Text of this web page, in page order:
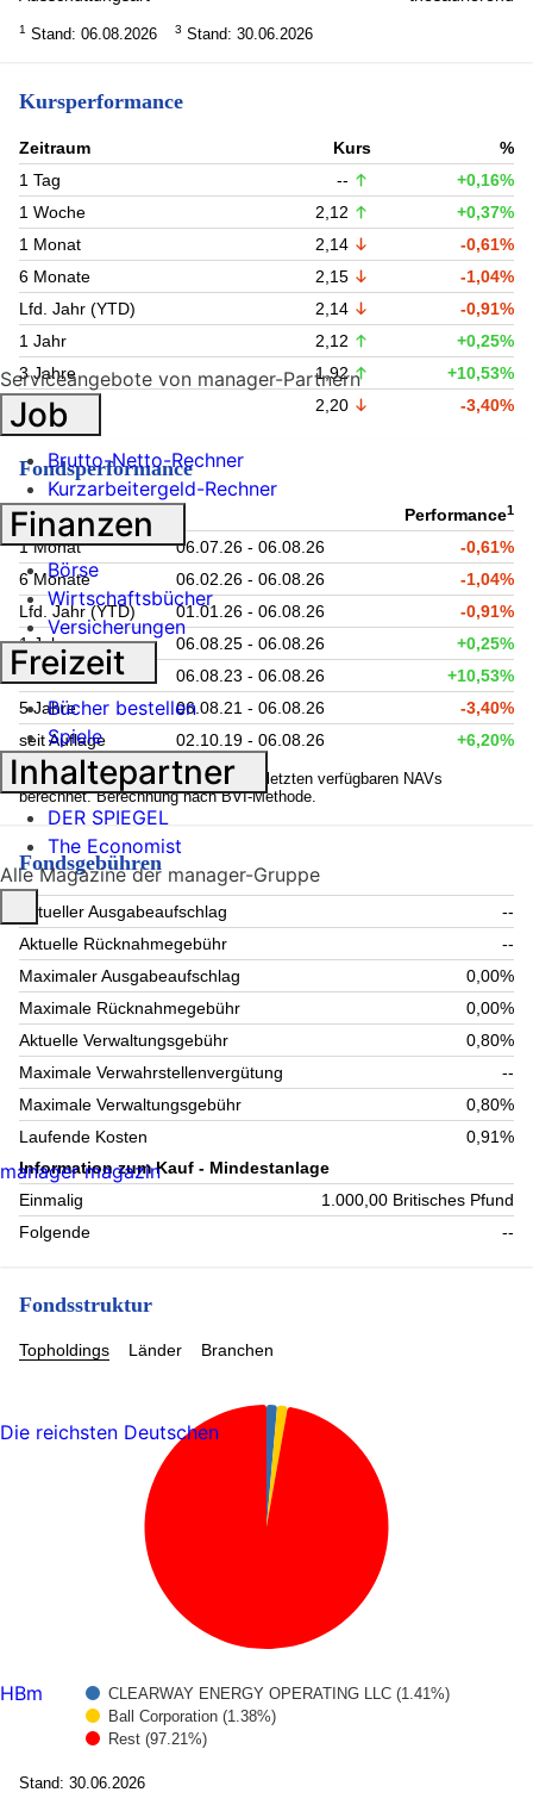
1 Stand: 06.08.2026 3 Stand: 30.06.2026
Kursperformance
Zeitraum Kurs
%
1 Tag
--
+0,16%
1 Woche
2,12
+0,37%
1 Monat
2,14
-0,61%
6 Monate
2,15
-1,04%
Lfd. Jahr (YTD)
2,14
-0,91%
1 Jahr
2,12
+0,25%
3 Jahre
1,92
+10,53%
5 Jahre
2,20 -3,40%
Fondsperformance
Zeitraum Performance1
1 Monat 06.07.26 - 06.08.26
-0,61%
6 Monate
06.02.26 - 06.08.26
-1,04%
Lfd. Jahr (YTD)
01.01.26 - 06.08.26
-0,91%
1 Jahr
06.08.25 - 06.08.26
+0,25%
3 Jahre
06.08.23 - 06.08.26
+10,53%
5 Jahre
06.08.21 - 06.08.26
-3,40%
seit Auflage
02.10.19 - 06.08.26 +6,20%
1
Kennzahlen werden auf Basis der letzten verfügbaren NAVs
berechnet. Berechnung nach BVI-Methode.
Fondsgebühren
Aktueller Ausgabeaufschlag
--
Aktuelle Rücknahmegebühr
--
Maximaler Ausgabeaufschlag
0,00%
Maximale Rücknahmegebühr
0,00%
Aktuelle Verwaltungsgebühr
0,80%
Maximale Verwahrstellenvergütung
--
Maximale Verwaltungsgebühr
0,80%
Laufende Kosten
0,91%
Information zum Kauf - Mindestanlage
Einmalig
1.000,00 Britisches Pfund
Folgende
--
Fondsstruktur
Topholdings Länder Branchen
CLEARWAY ENERGY OPERATING LLC (1.41%)
Ball Corporation (1.38%)
Rest (97.21%)
Stand: 30.06.2026
Serviceangebote von manager-Partnern
Job
Brutto-Netto-Rechner
Kurzarbeitergeld-Rechner
Finanzen
Börse
Wirtschaftsbücher
Versicherungen
Freizeit
Bücher bestellen
Spiele
Inhaltepartner
DER SPIEGEL
The Economist
Alle Magazine der manager-Gruppe
manager magazin
Die reichsten Deutschen
HBm